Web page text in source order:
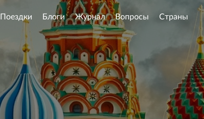
Поездки Блоги Журнал Вопросы Страны